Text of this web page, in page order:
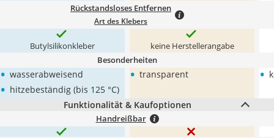
Rückstandsloses Entfernen
Art des Klebers
Butylsilikonkleber keine Herstellerangabe
Besonderheiten
• wasserabweisend
• hitzebeständig (bis 125 °C)
• transparent •
Funktionalität & Kaufoptionen
Handreißbar